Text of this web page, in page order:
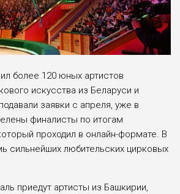
более 120 юных артистов
искусства из Беларуси и
заявки с апреля, уже в
финалисты по итогам
проходил в онлайн-формате. В
сильнейших любительских цирковых
приедут артисты из Башкирии,